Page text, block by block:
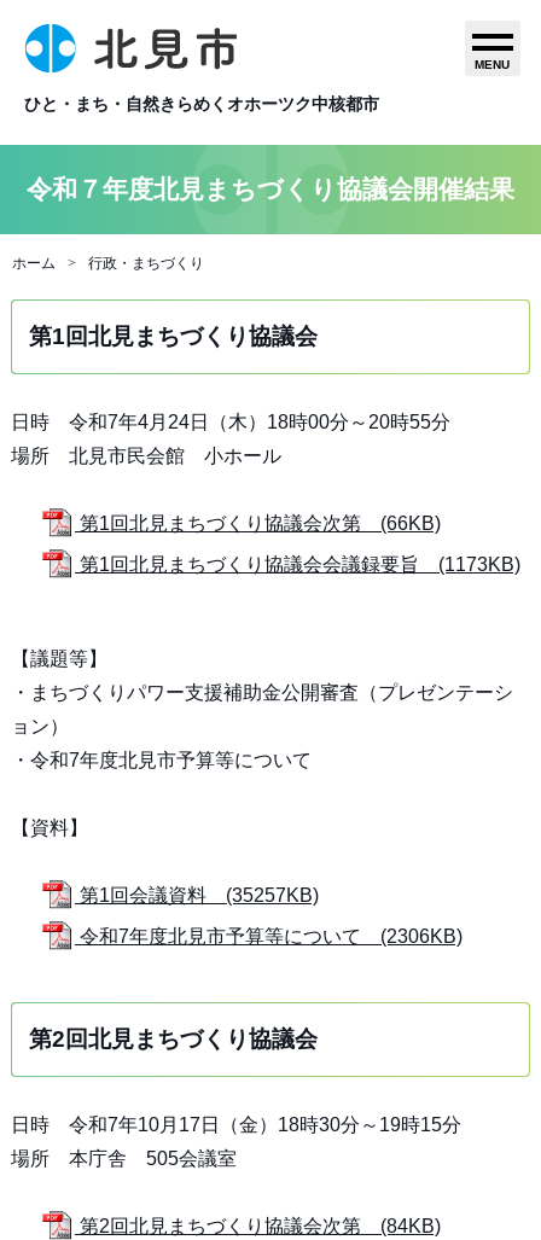
ひと・まち・自然きらめくオホーツク中核都市
MENU
令和７年度北見まちづくり協議会開催結果
ホーム 行政・まちづくり
第1回北見まちづくり協議会
日時 令和7年4月24日（木）18時00分～20時55分
場所 北見市民会館 小ホール
第1回北見まちづくり協議会次第 (66KB)
第1回北見まちづくり協議会会議録要旨 (1173KB)
【議題等】
・まちづくりパワー支援補助金公開審査（プレゼンテーシ
ョン）
・令和7年度北見市予算等について
【資料】
第1回会議資料 (35257KB)
令和7年度北見市予算等について (2306KB)
第2回北見まちづくり協議会
日時 令和7年10月17日（金）18時30分～19時15分
場所 本庁舎 505会議室
第2回北見まちづくり協議会次第 (84KB)